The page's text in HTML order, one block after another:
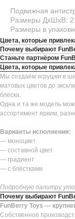
Подвижная
Размеры ДхШхВ:
Размеры в
Цвета, которые
Почему выбирают
Станьте партнёром
Цвета, которые
Мы создаём игрушки в
матовых цветов до
блеска.
Одна и та же модель
ассортимент ярким,
Варианты исполнения:
— моноцвет
— составной цвет
— градиент
— с блёстками
Подробную палитру
Почему выбирают
FunBerry Toys —
Собственное